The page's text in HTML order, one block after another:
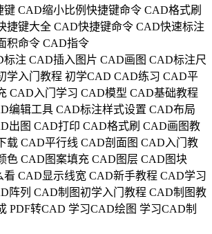
键 CAD缩小比例快捷键命令 CAD格式刷
捷键大全 CAD快捷键命令 CAD快速标注
积命令 CAD指令
标注 CAD插入图片 CAD画图 CAD标注尺
学入门教程 初学CAD CAD练习 CAD平
CAD入门学习 CAD模型 CAD基础教程
编辑工具 CAD标注样式设置 CAD布局
出图 CAD打印 CAD格式刷 CAD画图教
载 CAD平行线 CAD剖面图 CAD入门教
色 CAD图案填充 CAD图层 CAD图块
看 CAD显示线宽 CAD新手教程 CAD学习
阵列 CAD制图初学入门教程 CAD制图教
PDF转CAD 学习CAD绘图 学习CAD制